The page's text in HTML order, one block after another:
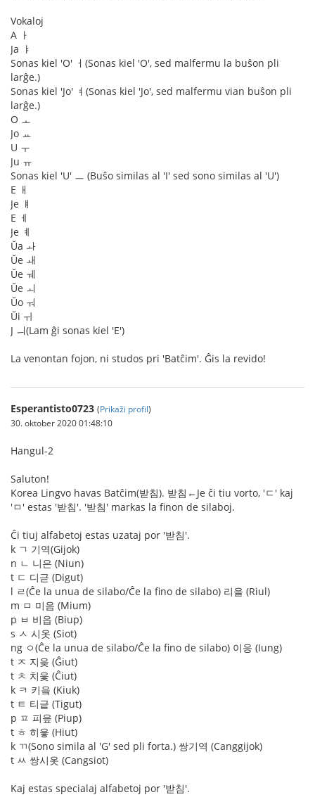
Vokaloj
A ㅏ
Ja ㅑ
Sonas kiel 'O' ㅓ(Sonas kiel 'O', sed malfermu la buŝon pli
larĝe.)
Sonas kiel 'Jo' ㅕ(Sonas kiel 'Jo', sed malfermu vian buŝon pli
larĝe.)
O ㅗ
Jo ㅛ
U ㅜ
Ju ㅠ
Sonas kiel 'U' ㅡ (Buŝo similas al 'I' sed sono similas al 'U')
E ㅐ
Je ㅒ
E ㅔ
Je ㅖ
Ŭa ㅘ
Ŭe ㅙ
Ŭe ㅞ
Ŭe ㅚ
Ŭo ㅝ
Ŭi ㅟ
J ㅢ(Lam ĝi sonas kiel 'E')
La venontan fojon, ni studos pri 'Batĉim'. Ĝis la revido!
Esperantisto0723 (Prikaži profil)
30. oktober 2020 01:48:10
Hangul-2
Saluton!
Korea Lingvo havas Batĉim(받침). 받침←Je ĉi tiu vorto, 'ㄷ' kaj
'ㅁ' estas '받침'. '받침' markas la finon de silaboj.
Ĉi tiuj alfabetoj estas uzataj por '받침'.
k ㄱ 기역(Gijok)
n ㄴ 니은 (Niun)
t ㄷ 디귿 (Digut)
l ㄹ(Ĉe la unua de silabo/Ĉe la fino de silabo) 리을 (Riul)
m ㅁ 미음 (Mium)
p ㅂ 비읍 (Biup)
s ㅅ 시옷 (Siot)
ng ㅇ(Ĉe la unua de silabo/Ĉe la fino de silabo) 이응 (Iung)
t ㅈ 지읒 (Ĝiut)
t ㅊ 치읓 (Ĉiut)
k ㅋ 키읔 (Kiuk)
t ㅌ 티긑 (Tigut)
p ㅍ 피읖 (Piup)
t ㅎ 히읗 (Hiut)
k ㄲ(Sono simila al 'G' sed pli forta.) 쌍기역 (Canggijok)
t ㅆ 쌍시옷 (Cangsiot)
Kaj estas specialaj alfabetoj por '받침'.